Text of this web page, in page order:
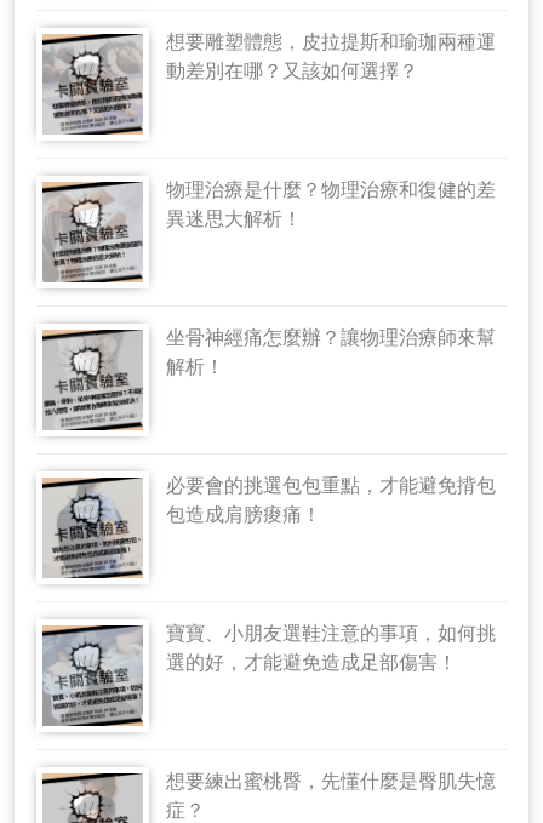
想要雕塑體態，皮拉提斯和瑜珈兩種運
動差別在哪？又該如何選擇？
物理治療是什麼？物理治療和復健的差
異迷思大解析！
坐骨神經痛怎麼辦？讓物理治療師來幫
解析！
必要會的挑選包包重點，才能避免揹包
包造成肩膀痠痛！
寶寶、小朋友選鞋注意的事項，如何挑
選的好，才能避免造成足部傷害！
想要練出蜜桃臀，先懂什麼是臀肌失憶
症？